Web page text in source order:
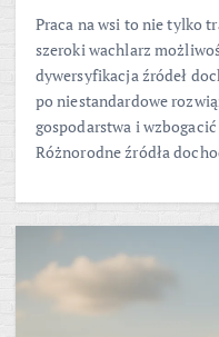
Praca na wsi to nie tylko
szeroki wachlarz
dywersyfikacja źródeł
po niestandardowe
gospodarstwa i
Różnorodne źródła